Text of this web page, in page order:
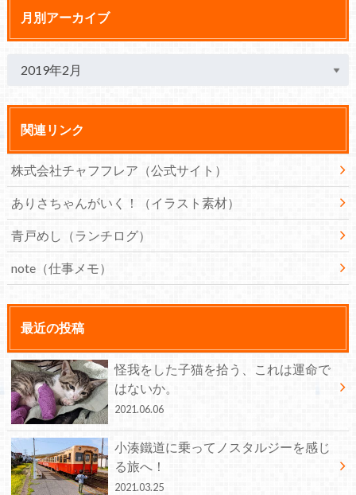
月別アーカイブ
関連リンク
株式会社チャフフレア（公式サイト）
ありさちゃんがいく！（イラスト素材）
青戸めし（ランチログ）
note（仕事メモ）
最近の投稿
怪我をした子猫を拾う、これは運命で
はないか。
2021.06.06
小湊鐵道に乗ってノスタルジーを感じ
る旅へ！
2021.03.25